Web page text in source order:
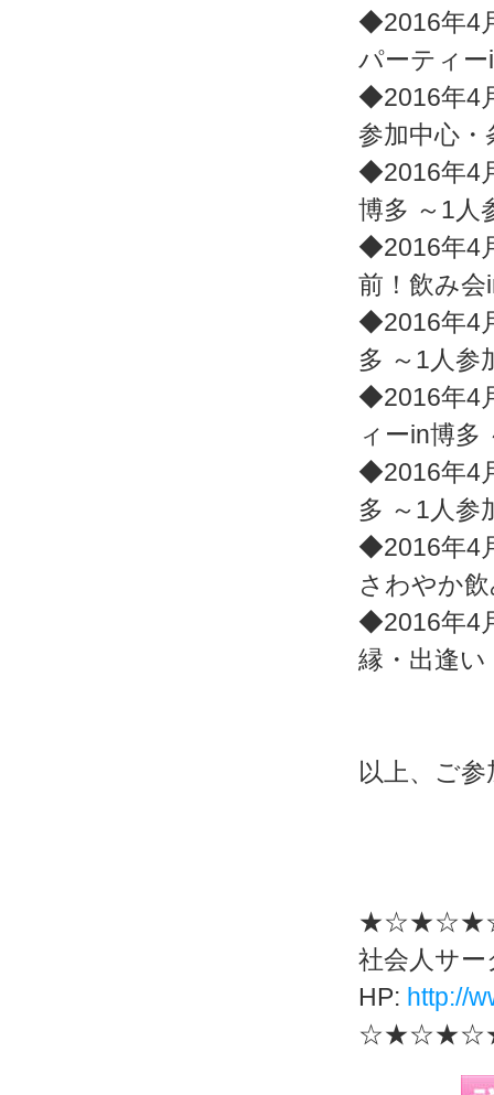
◆2016年4
パーティー
◆2016年4
参加中心・
◆2016年4
博多 ～1人
◆2016年4
前！飲み会
◆2016年4
多 ～1人参
◆2016年4
ィーin博多
◆2016年4
多 ～1人参
◆2016年4
さわやか
◆2016年4
縁・出逢い
以上、ご
社会人サ
HP: http://